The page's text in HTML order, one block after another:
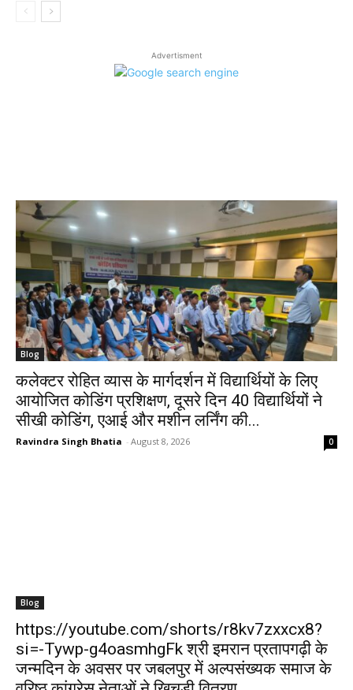
Advertisment
Blog
कलेक्टर रोहित व्यास के मार्गदर्शन में विद्यार्थियों के लिए
आयोजित कोडिंग प्रशिक्षण, दूसरे दिन 40 विद्यार्थियों ने
सीखी कोडिंग, एआई और मशीन लर्निंग की...
Ravindra Singh Bhatia - August 8, 2026 0
Blog
https://youtube.com/shorts/r8kv7zxxcx8?
si=-Tywp-g4oasmhgFk श्री इमरान प्रतापगढ़ी के
जन्मदिन के अवसर पर जबलपुर में अल्पसंख्यक समाज के